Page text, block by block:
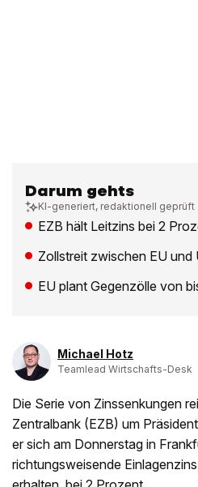
Darum gehts
KI-generiert, redaktionell geprüft
EZB hält Leitzins bei 2
Zollstreit zwischen EU
EU plant Gegenzölle von
Michael Hotz
Teamlead Wirtschafts-Desk
Die Serie von Zinssenkungen
Zentralbank (EZB) um
er sich am Donnerstag in
richtungsweisende